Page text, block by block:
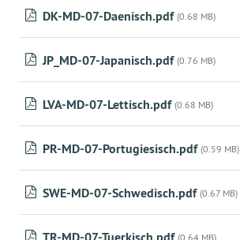
DK-MD-07-Daenisch.pdf (0.68 MB)
JP_MD-07-Japanisch.pdf (0.76 MB)
LVA-MD-07-Lettisch.pdf (0.68 MB)
PR-MD-07-Portugiesisch.pdf (0.59 MB)
SWE-MD-07-Schwedisch.pdf (0.67 MB)
(0.64 MB)